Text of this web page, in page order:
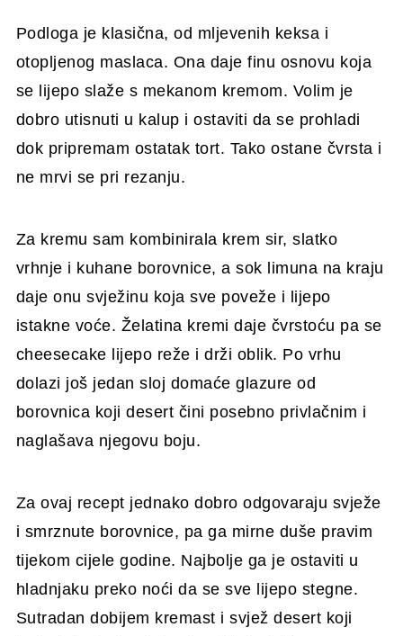
Podloga je klasična, od mljevenih keksa i
otopljenog maslaca. Ona daje finu osnovu koja
se lijepo slaže s mekanom kremom. Volim je
dobro utisnuti u kalup i ostaviti da se prohladi
dok pripremam ostatak tort. Tako ostane čvrsta i
ne mrvi se pri rezanju.
Za kremu sam kombinirala krem sir, slatko
vrhnje i kuhane borovnice, a sok limuna na kraju
daje onu svježinu koja sve poveže i lijepo
istakne voće. Želatina kremi daje čvrstoću pa se
cheesecake lijepo reže i drži oblik. Po vrhu
dolazi još jedan sloj domaće glazure od
borovnica koji desert čini posebno privlačnim i
naglašava njegovu boju.
Za ovaj recept jednako dobro odgovaraju svježe
i smrznute borovnice, pa ga mirne duše pravim
tijekom cijele godine. Najbolje ga je ostaviti u
hladnjaku preko noći da se sve lijepo stegne.
Sutradan dobijem kremast i svjež desert koji